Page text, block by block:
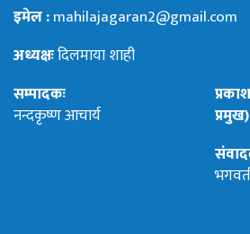
इमेल :mahilajagaran2@gmail.com
अध्यक्षःदिलमाया शाही
सम्पादकः
नन्दकृष्ण आचार्य
प्रमुख)